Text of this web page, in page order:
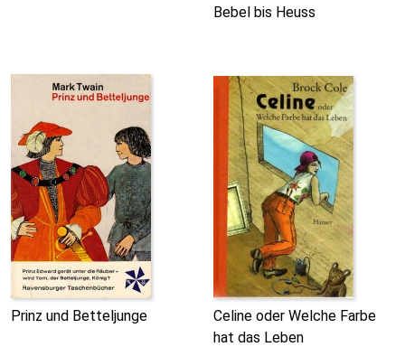
Bebel bis Heuss
Prinz und Betteljunge
Celine oder Welche Farbe
hat das Leben